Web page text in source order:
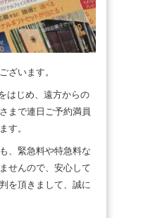
ざいます。
はじめ、遠方からの
まで連日ご予約満員
す。
、緊急料や特急料な
せんので、安心して
を頂きまして、誠に